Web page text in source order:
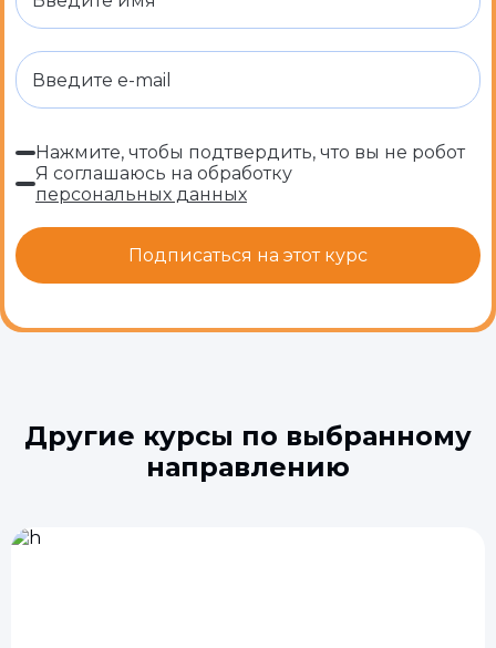
Нажмите, чтобы подтвердить, что вы не робот
Я соглашаюсь на обработку
персональных данных
Другие курсы по выбранному
направлению